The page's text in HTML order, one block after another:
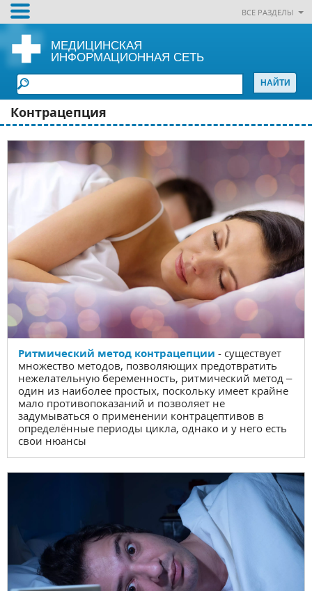
ВСЕ РАЗДЕЛЫ
МЕДИЦИНСКАЯ
ИНФОРМАЦИОННАЯ СЕТЬ
Контрацепция
Ритмический метод контрацепции - существует
множество методов, позволяющих предотвратить
нежелательную беременность, ритмический метод –
один из наиболее простых, поскольку имеет крайне
мало противопоказаний и позволяет не
задумываться о применении контрацептивов в
определённые периоды цикла, однако и у него есть
свои нюансы